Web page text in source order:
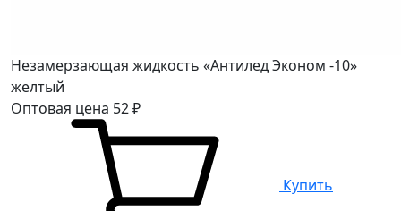
Незамерзающая жидкость «Антилед Эконом -10»
желтый
Оптовая цена 52₽
Купить